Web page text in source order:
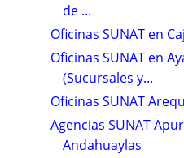
de ...
Oficinas SUNAT en
Oficinas SUNAT en
(Sucursales y...
Oficinas SUNAT
Agencias SUNAT
Andahuaylas